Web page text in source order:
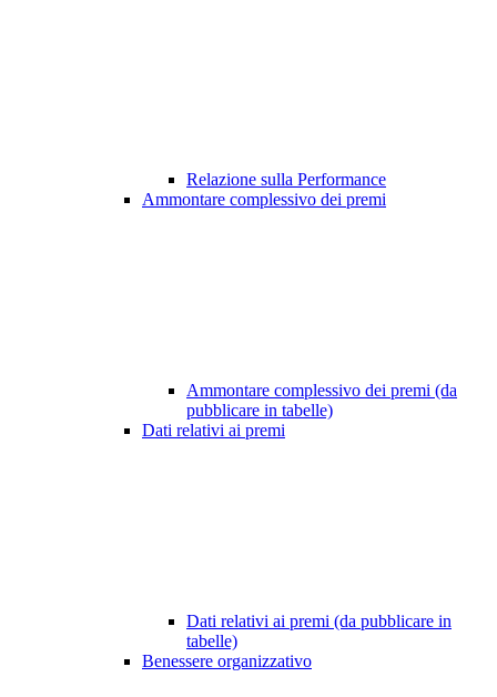
Relazione sulla Performance
Ammontare complessivo dei premi
Ammontare complessivo dei premi (da
pubblicare in tabelle)
Dati relativi ai premi
Dati relativi ai premi (da pubblicare in
tabelle)
Benessere organizzativo